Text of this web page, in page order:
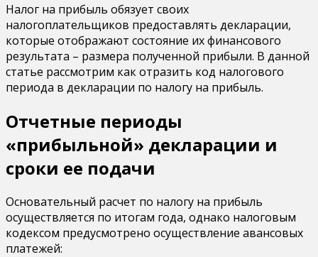
Налог на прибыль обязует своих
налогоплательщиков предоставлять декларации,
которые отображают состояние их финансового
результата – размера полученной прибыли. В данной
статье рассмотрим как отразить код налогового
периода в декларации по налогу на прибыль.
Отчетные периоды
«прибыльной» декларации и
сроки ее подачи
Основательный расчет по налогу на прибыль
осуществляется по итогам года, однако налоговым
кодексом предусмотрено осуществление авансовых
платежей: